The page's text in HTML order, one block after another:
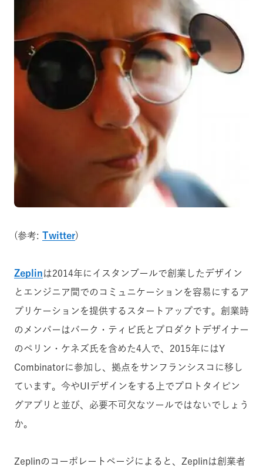
(参考: Twitter)
Zeplinは2014年にイスタンブールで創業したデザイン
とエンジニア間でのコミュニケーションを容易にするア
プリケーションを提供するスタートアップです。創業時
のメンバーはバーク・ティビ氏とプロダクトデザイナー
のペリン・ケネズ氏を含めた4人で、2015年にはY
Combinatorに参加し、拠点をサンフランシスコに移し
ています。今やUIデザインをする上でプロトタイピン
グアプリと並び、必要不可欠なツールではないでしょう
か。
Zeplinのコーポレートページによると、Zeplinは創業者